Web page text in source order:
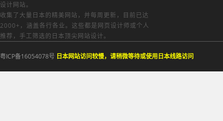
设计网站。
收集了大量日本的精美网站，并每周更新，目前已达
2000+，涵盖各行各业。这些都是网页设计师或个人
推荐，手工筛选的日本顶尖网站设计。
粤ICP备16054078号 日本网站访问较慢，请稍微等待或使用日本线路访问